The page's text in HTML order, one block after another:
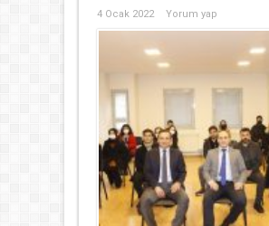
4 Ocak 2022 Yorum yap